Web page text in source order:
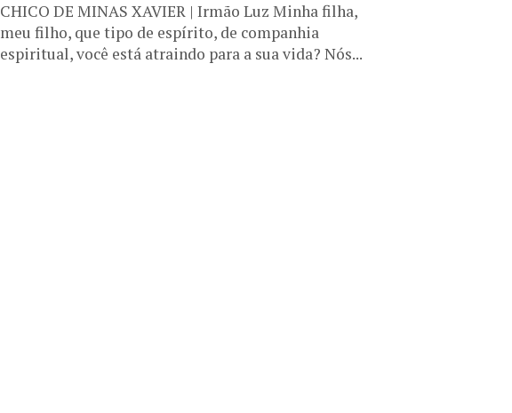
CHICO DE MINAS XAVIER | Irmão Luz Minha filha,
meu filho, que tipo de espírito, de companhia
espiritual, você está atraindo para a sua vida? Nós...